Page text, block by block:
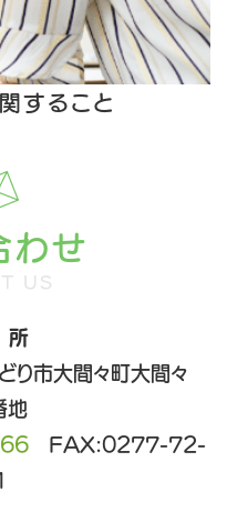
すること
わせ
US
市大間々町大間々
地
FAX:0277-72-